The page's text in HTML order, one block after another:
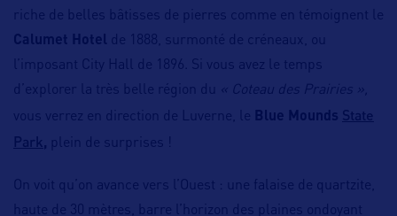
riche de belles bâtisses de pierres comme en témoignent le
Calumet Hotel
de 1888, surmonté de créneaux, ou
l’imposant City Hall de 1896. Si vous avez le temps
d’explorer la très belle région du
« Coteau des Prairies »,
vous verrez en direction de Luverne, le Blue Mounds State
Park , plein de surprises !
On voit qu’on avance vers l’Ouest : une falaise de quartzite,
haute de 30 mètres, barre l’horizon des plaines ondoyant